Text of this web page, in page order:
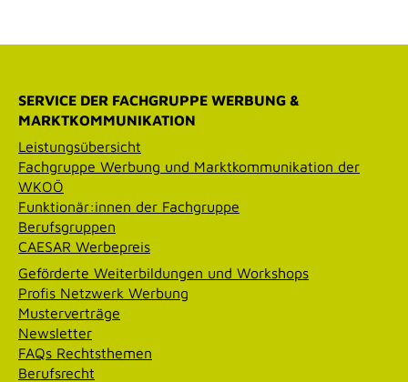
SERVICE DER FACHGRUPPE WERBUNG &
MARKTKOMMUNIKATION
Leistungsübersicht
Fachgruppe Werbung und Marktkommunikation der
WKOÖ
Funktionär:innen der Fachgruppe
Berufsgruppen
CAESAR Werbepreis
Geförderte Weiterbildungen und Workshops
Profis Netzwerk Werbung
Musterverträge
Newsletter
FAQs Rechtsthemen
Berufsrecht